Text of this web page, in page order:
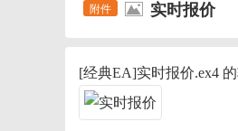
实时报价
[经典EA]实时报价.ex4